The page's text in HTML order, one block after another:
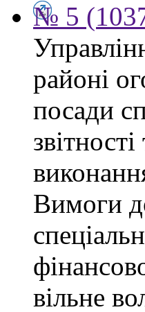
№ 5
районі
посади
Вимоги
вільне